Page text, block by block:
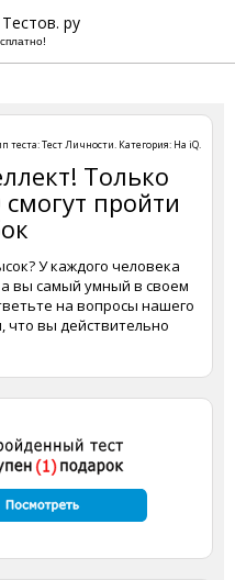
ру
теста:Тест Личности. Категория: На iQ.
Только
пройти
У каждого человека
а вы самый умный в своем
на вопросы нашего
что вы действительно